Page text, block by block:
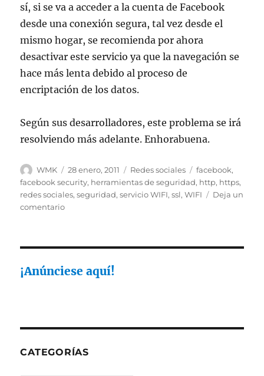
sí, si se va a acceder a la cuenta de Facebook
desde una conexión segura, tal vez desde el
mismo hogar, se recomienda por ahora
desactivar este servicio ya que la navegación se
hace más lenta debido al proceso de
encriptación de los datos.
Según sus desarrolladores, este problema se irá
resolviendo más adelante. Enhorabuena.
Autor
WMK
Publicado
el
28 enero, 2011 Categorías
Redes sociales Etiquetas
facebook,
facebook security, herramientas de seguridad, http, https,
redes sociales,seguridad,servicio WIFI,ssl,WIFI
Deja un
comentarioen
¡Anúnciese aquí!
CATEGORÍAS